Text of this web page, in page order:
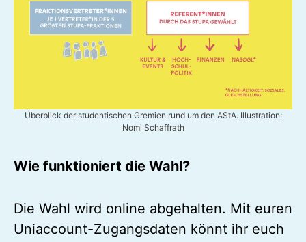
Überblick der studentischen Gremien rund um den AStA. Illustration:
Nomi Schaffrath
Wie funktioniert die Wahl?
Die Wahl wird online abgehalten. Mit euren
Uniaccount-Zugangsdaten könnt ihr euch